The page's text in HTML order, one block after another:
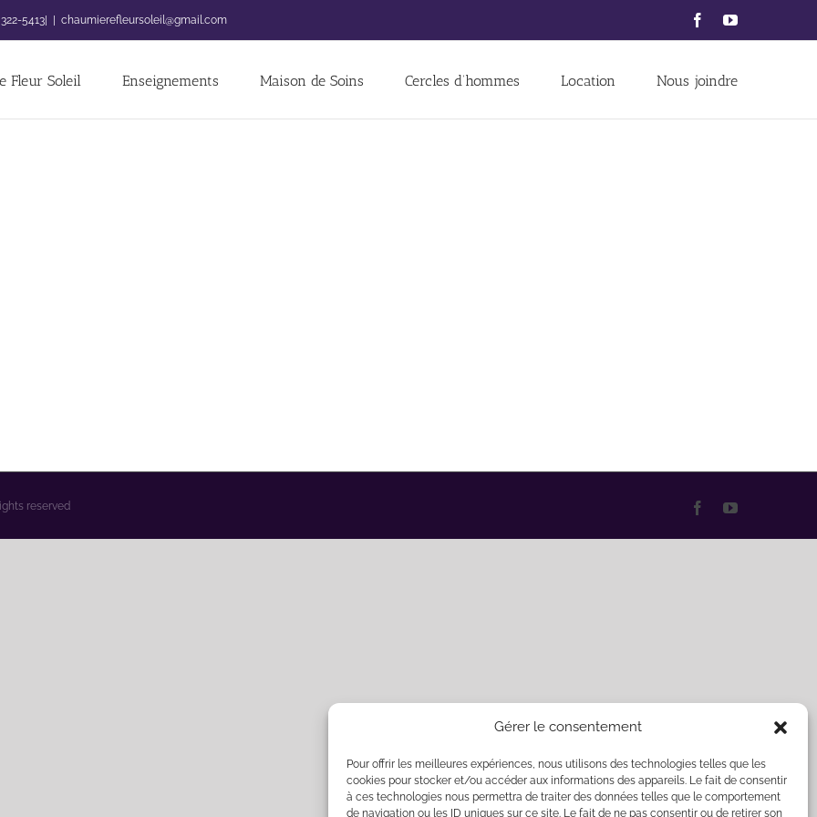
Gérer le consentement
Pour offrir les meilleures expériences, nous utilisons des technologies telles que les
cookies pour stocker et/ou accéder aux informations des appareils. Le fait de consentir
à ces technologies nous permettra de traiter des données telles que le comportement
de navigation ou les ID uniques sur ce site. Le fait de ne pas consentir ou de retirer son
5413| chaumierefleursoleil@gmail.com FacebookYouTube
Fleur Soleil Enseignements Maison de Soins Cercles d’hommes Location Nous joindre
reserved FacebookYouTube